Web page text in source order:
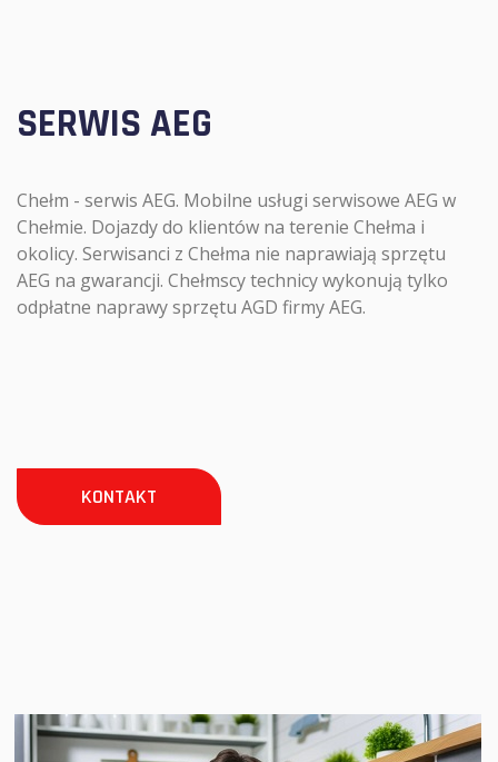
SERWIS AEG
Chełm - serwis AEG. Mobilne usługi serwisowe AEG w
Chełmie. Dojazdy do klientów na terenie Chełma i
okolicy. Serwisanci z Chełma nie naprawiają sprzętu
AEG na gwarancji. Chełmscy technicy wykonują tylko
odpłatne naprawy sprzętu AGD firmy AEG.
KONTAKT